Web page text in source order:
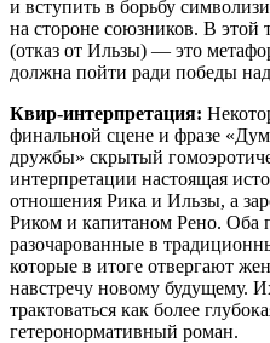
и вступить в борьбу
на стороне союзников. В этой
(отказ от Ильзы) — это
должна пойти ради победы
Квир-интерпретация:
финальной сцене и фразе
дружбы» скрытый
интерпретации настоящая
отношения Рика и Ильзы, а
Риком и капитаном Рено.
разочарованные в
которые в итоге отвергают
навстречу новому будущему.
трактоваться как более
гетеронормативный роман.